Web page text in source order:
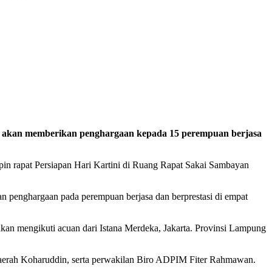
memberikan penghargaan kepada 15 perempuan berjasa
rapat Persiapan Hari Kartini di Ruang Rapat Sakai Sambayan
pada perempuan berjasa dan berprestasi di empat
mengikuti acuan dari Istana Merdeka, Jakarta. Provinsi Lampung
Koharuddin, serta perwakilan Biro ADPIM Fiter Rahmawan.